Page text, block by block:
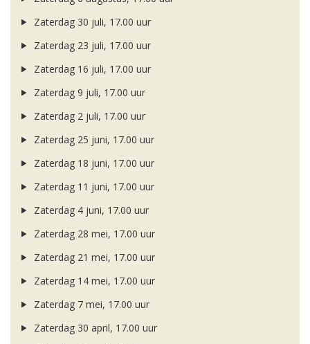
Zaterdag 30 juli, 17.00 uur
Zaterdag 23 juli, 17.00 uur
Zaterdag 16 juli, 17.00 uur
Zaterdag 9 juli, 17.00 uur
Zaterdag 2 juli, 17.00 uur
Zaterdag 25 juni, 17.00 uur
Zaterdag 18 juni, 17.00 uur
Zaterdag 11 juni, 17.00 uur
Zaterdag 4 juni, 17.00 uur
Zaterdag 28 mei, 17.00 uur
Zaterdag 21 mei, 17.00 uur
Zaterdag 14 mei, 17.00 uur
Zaterdag 7 mei, 17.00 uur
Zaterdag 30 april, 17.00 uur